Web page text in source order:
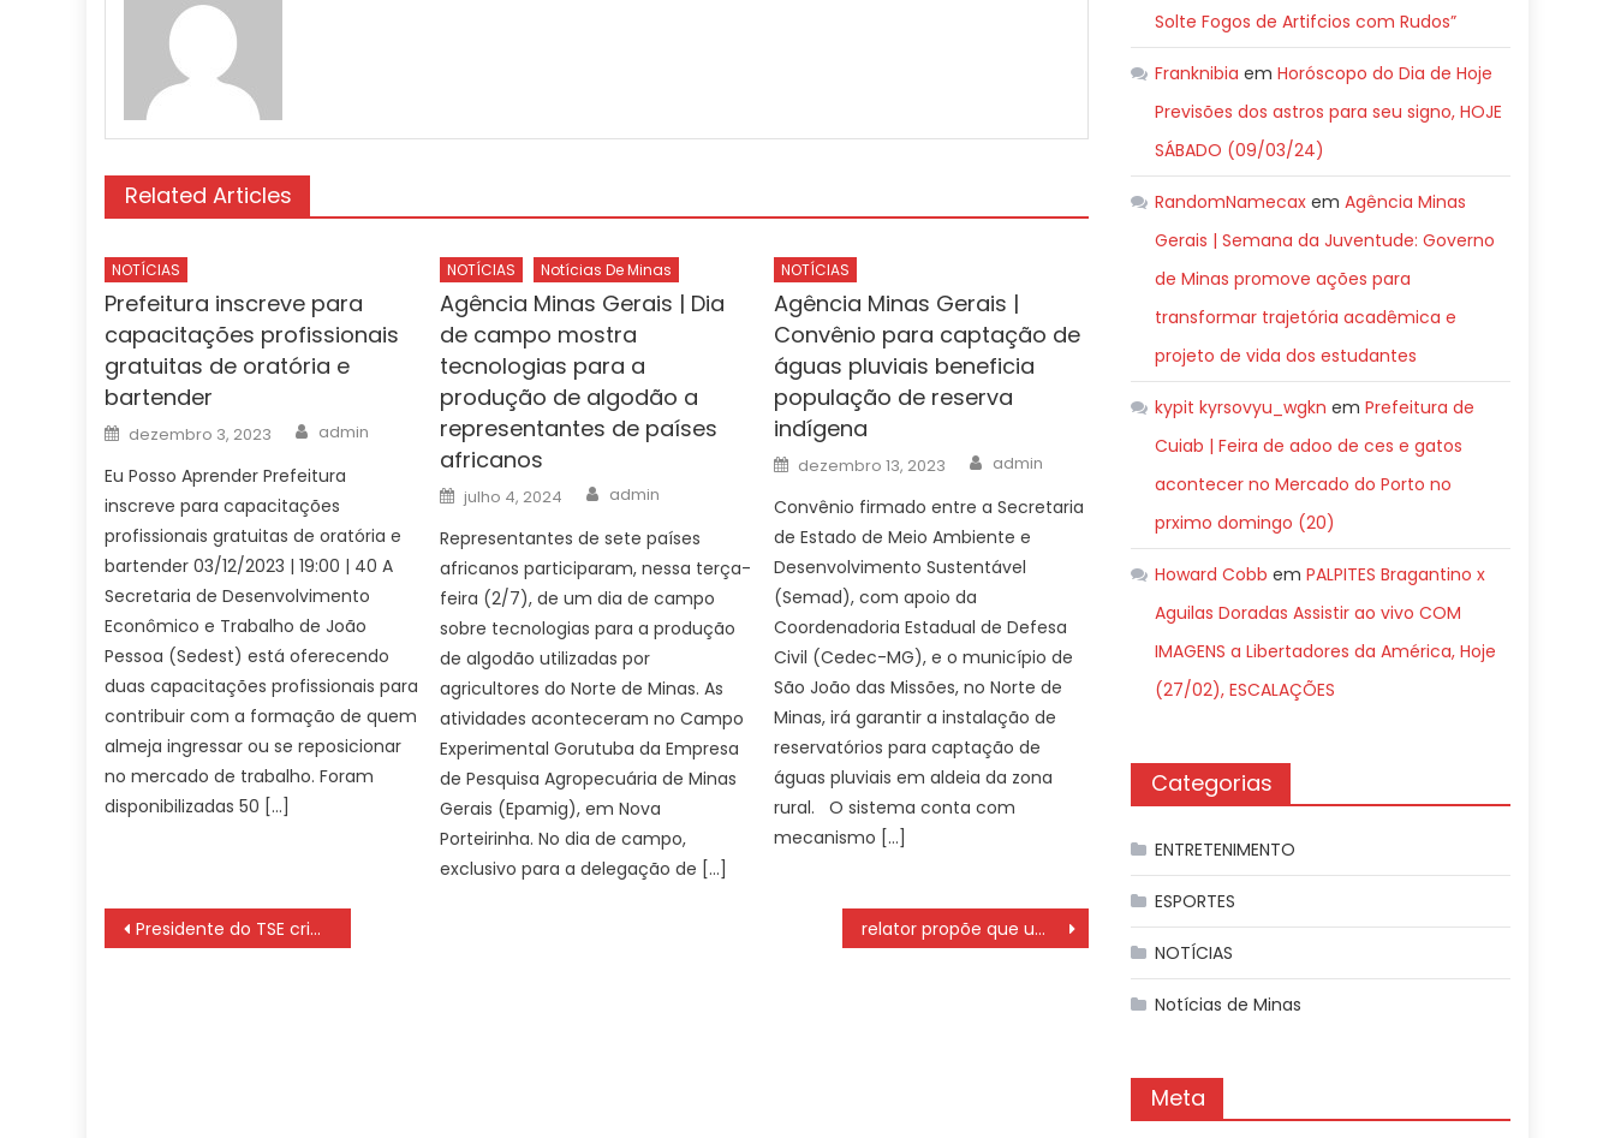
Related Articles
NOTÍCIAS
Prefeitura inscreve para
capacitações profissionais
gratuitas de oratória e
bartender
Posted
on
dezembro 3, 2023 Author
admin
Eu Posso Aprender Prefeitura
inscreve para capacitações
profissionais gratuitas de oratória e
bartender 03/12/2023 | 19:00 | 40 A
Secretaria de Desenvolvimento
Econômico e Trabalho de João
Pessoa (Sedest) está oferecendo
duas capacitações profissionais para
contribuir com a formação de quem
almeja ingressar ou se reposicionar
no mercado de trabalho. Foram
disponibilizadas 50 […]
NOTÍCIAS Notícias De Minas
Agência Minas Gerais | Dia
de campo mostra
tecnologias para a
produção de algodão a
representantes de países
africanos
Posted
on
julho 4, 2024 Author
admin
Representantes de sete países
africanos participaram, nessa terça-
feira (2/7), de um dia de campo
sobre tecnologias para a produção
de algodão utilizadas por
agricultores do Norte de Minas. As
atividades aconteceram no Campo
Experimental Gorutuba da Empresa
de Pesquisa Agropecuária de Minas
Gerais (Epamig), em Nova
Porteirinha. No dia de campo,
exclusivo para a delegação de […]
NOTÍCIAS
Agência Minas Gerais |
Convênio para captação de
águas pluviais beneficia
população de reserva
indígena
Posted
on
dezembro 13, 2023 Author
admin
Convênio firmado entre a Secretaria
de Estado de Meio Ambiente e
Desenvolvimento Sustentável
(Semad), com apoio da
Coordenadoria Estadual de Defesa
Civil (Cedec-MG), e o município de
São João das Missões, no Norte de
Minas, irá garantir a instalação de
reservatórios para captação de
águas pluviais em aldeia da zona
rural. O sistema conta com
mecanismo […]
Navegação
de
Presidente do TSE cria comissão para combater IA ilegal nas eleições relator propõe que um dia de folga seja no domingo
Solte Fogos de Artifcios com Rudos”
Franknibia emHoróscopo do Dia de Hoje
Previsões dos astros para seu signo, HOJE
SÁBADO (09/03/24)
RandomNamecax emAgência Minas
Gerais | Semana da Juventude: Governo
de Minas promove ações para
transformar trajetória acadêmica e
projeto de vida dos estudantes
kypit kyrsovyu_wgkn emPrefeitura de
Cuiab | Feira de adoo de ces e gatos
acontecer no Mercado do Porto no
prximo domingo (20)
Howard Cobb emPALPITES Bragantino x
Aguilas Doradas Assistir ao vivo COM
IMAGENS a Libertadores da América, Hoje
(27/02), ESCALAÇÕES
Categorias
ENTRETENIMENTO
ESPORTES
NOTÍCIAS
Notícias de Minas
Meta